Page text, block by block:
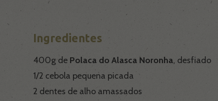
Ingredientes
400g de Polaca do Alasca Noronha, desfiado
1/2 cebola pequena picada
2 dentes de alho amassados